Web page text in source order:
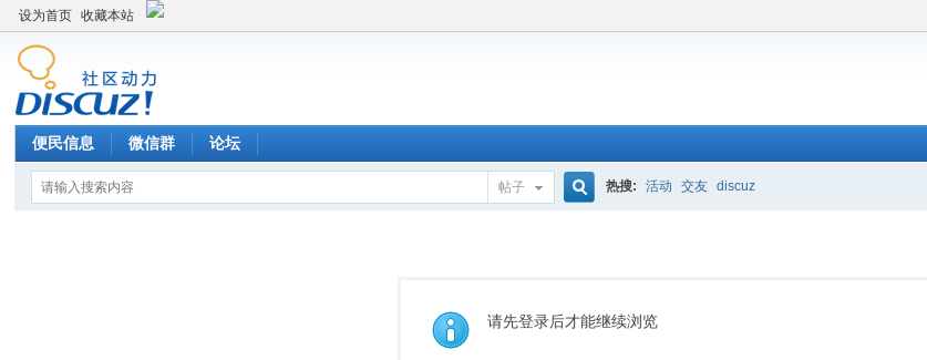
设为首页 收藏本站
便民信息 微信群 论坛
帖子
索
热搜: 活动 交友 discuz
请先登录后才能继续浏览